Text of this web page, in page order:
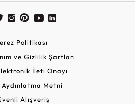
Politikası
ve Gizlilik Şartları
İleti Onayı
Aydınlatma Metni
Alışveriş